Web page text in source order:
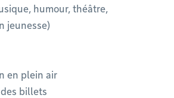
humour, théâtre,
jeunesse)
en plein air
billets